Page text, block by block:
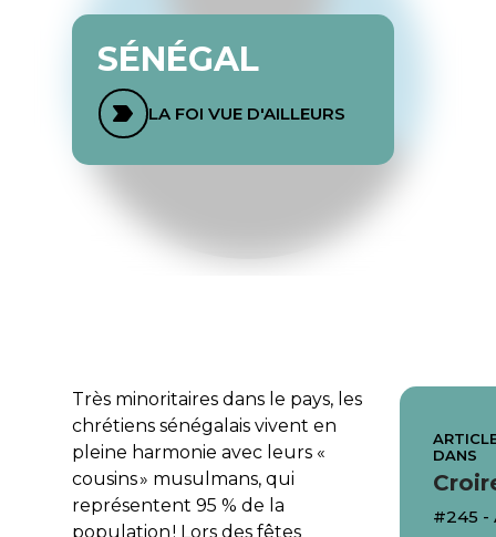
SÉNÉGAL
LA FOI VUE D'AILLEURS
Très minoritaires dans le pays, les
chrétiens sénégalais vivent en
pleine harmonie avec leurs «
cousins » musulmans, qui
représentent 95 % de la
population ! Lors des fêtes
DANS
#245 -